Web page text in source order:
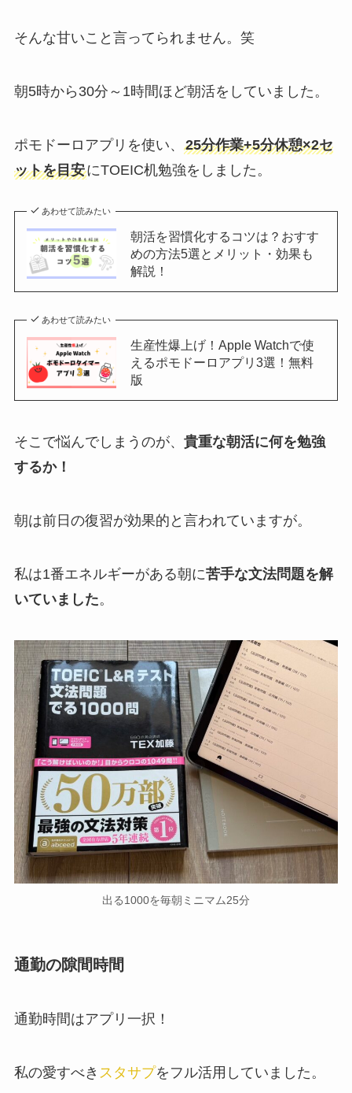
そんな甘いこと言ってられません。笑
朝5時から30分～1時間ほど朝活をしていました。
ポモドーロアプリを使い、 25分作業+5分休憩×2セ
ットを目安にTOEIC机勉強をしました。
あわせて読みたい
朝活を習慣化するコツは？おすす
めの方法5選とメリット・効果も
解説！
あわせて読みたい
生産性爆上げ！Apple Watchで使
えるポモドーロアプリ3選！無料
版
そこで悩んでしまうのが、 貴重な朝活に何を勉強
するか！
朝は前日の復習が効果的と言われていますが。
私は1番エネルギーがある朝に苦手な文法問題を解
いていました。
出る1000を毎朝ミニマム25分
通勤の隙間時間
通勤時間はアプリ一択！
私の愛すべき スタサプをフル活用していました。